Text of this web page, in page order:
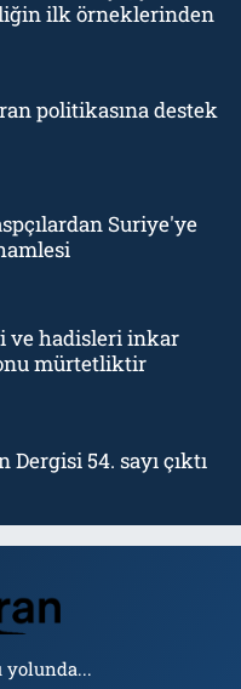
ilk örneklerinden
politikasına destek
Suriye'ye
ve hadisleri inkar
mürtetliktir
Dergisi 54. sayı çıktı
yolunda...